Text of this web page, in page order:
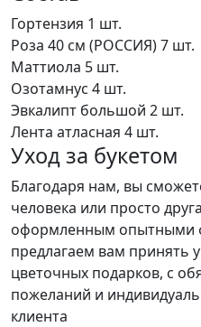
Гортензия 1 шт.
Роза 40 см (РОССИЯ)7 шт.
Маттиола 5 шт.
Озотамнус 4 шт.
Эвкалипт большой 2 шт.
Лента атласная 4 шт.
Уход за букетом
Благодаря нам, вы
человека или просто
оформленным опытными
предлагаем вам принять
цветочных подарков, с
пожеланий и
клиента